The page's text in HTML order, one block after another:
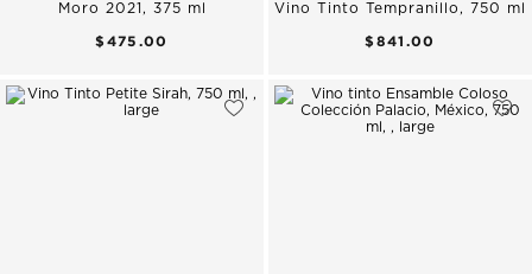
Moro 2021, 375 ml
$475.00
Vino Tinto Tempranillo, 750 ml
$841.00